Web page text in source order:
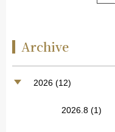
Archive
2026 (12)
2026.8 (1)